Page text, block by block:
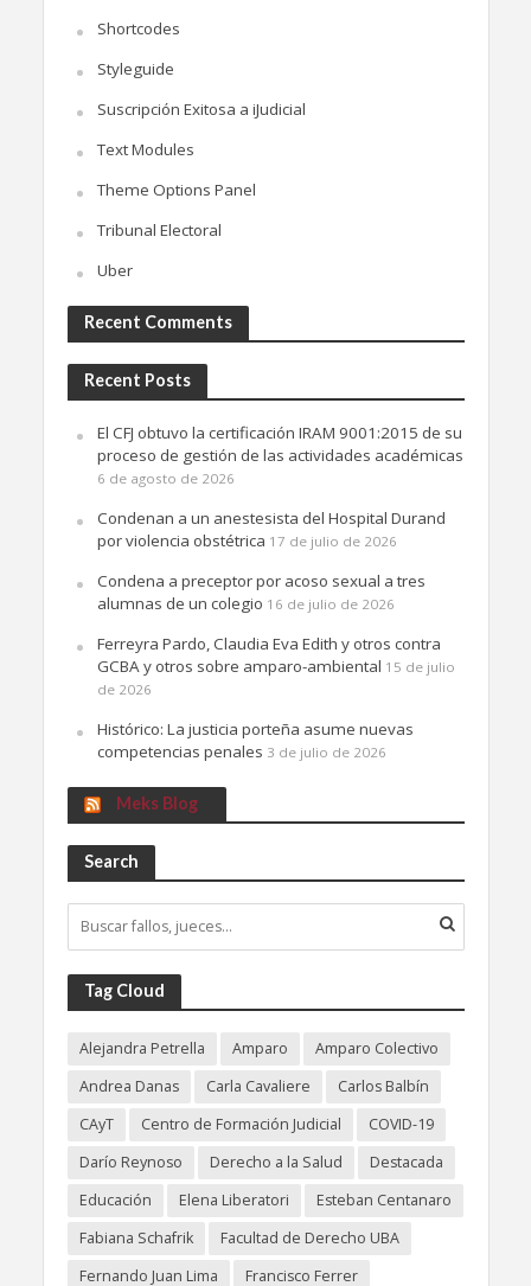
Shortcodes
Styleguide
Suscripción Exitosa a iJudicial
Text Modules
Theme Options Panel
Tribunal Electoral
Uber
Recent Comments
Recent Posts
El CFJ obtuvo la certificación IRAM 9001:2015 de su
proceso de gestión de las actividades académicas
6 de agosto de 2026
Condenan a un anestesista del Hospital Durand
por violencia obstétrica 17 de julio de 2026
Condena a preceptor por acoso sexual a tres
alumnas de un colegio 16 de julio de 2026
Ferreyra Pardo, Claudia Eva Edith y otros contra
GCBA y otros sobre amparo-ambiental 15 de julio
de 2026
Histórico: La justicia porteña asume nuevas
competencias penales 3 de julio de 2026
Meks Blog
Search
Tag Cloud
Alejandra Petrella Amparo
Amparo Colectivo
Andrea Danas
Carla Cavaliere
Carlos Balbín
CAyT
Centro de Formación Judicial
COVID-19
Darío Reynoso
Derecho a la Salud
Destacada
Educación
Elena Liberatori
Esteban Centanaro
Fabiana Schafrik
Facultad de Derecho UBA
Fernando Juan Lima
Francisco Ferrer